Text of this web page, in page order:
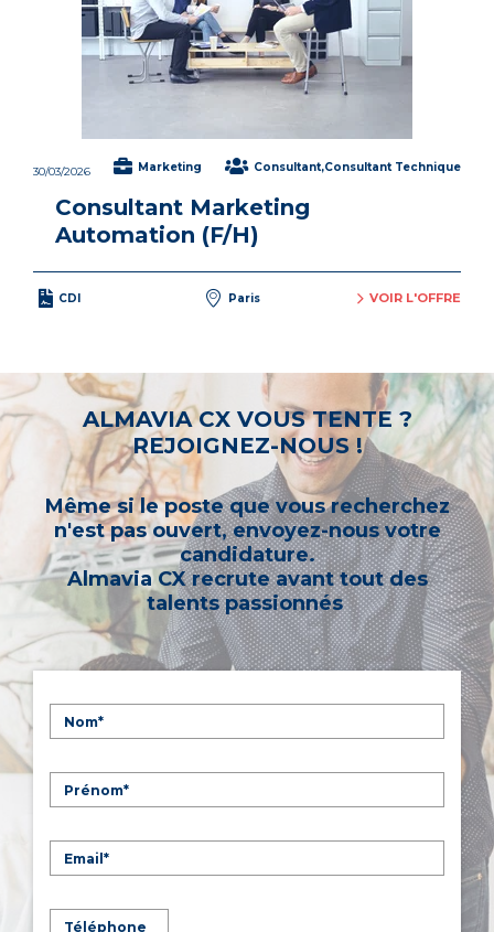
30/03/2026 Marketing Consultant,Consultant Technique
Consultant Marketing
Automation (F/H)
CDI Paris VOIR L'OFFRE
ALMAVIA CX VOUS TENTE ?
REJOIGNEZ-NOUS !
Même si le poste que vous recherchez
n'est pas ouvert, envoyez-nous votre
candidature.
Almavia CX recrute avant tout des
talents passionnés